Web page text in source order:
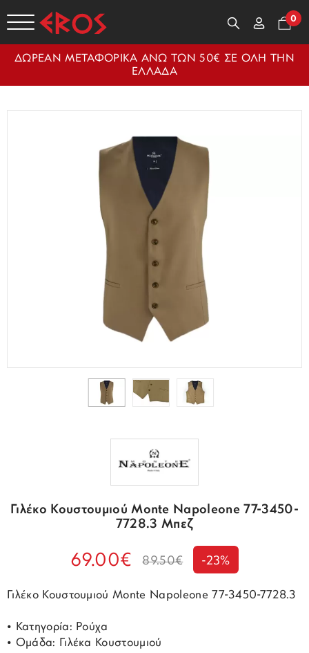
0
ΔΩΡΕΑΝ ΜΕΤΑΦΟΡΙΚΑ ΑΝΩ ΤΩΝ 50€ ΣΕ ΟΛΗ ΤΗΝ
ΕΛΛΑΔΑ
Γιλέκο Κουστουμιού Monte Napoleone 77-3450-
7728.3 Μπεζ
69.00€ 89.50€ -23%
Γιλέκο Κουστουμιού Monte Napoleone 77-3450-7728.3
• Κατηγορία: Ρούχα
• Ομάδα: Γιλέκα Κουστουμιού